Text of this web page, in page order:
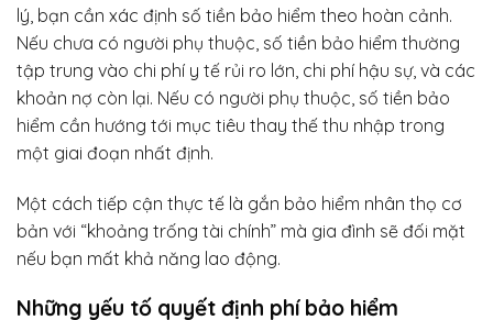
lý, bạn cần xác định số tiền bảo hiểm theo hoàn cảnh.
Nếu chưa có người phụ thuộc, số tiền bảo hiểm thường
tập trung vào chi phí y tế rủi ro lớn, chi phí hậu sự, và các
khoản nợ còn lại. Nếu có người phụ thuộc, số tiền bảo
hiểm cần hướng tới mục tiêu thay thế thu nhập trong
một giai đoạn nhất định.
Một cách tiếp cận thực tế là gắn bảo hiểm nhân thọ cơ
bản với “khoảng trống tài chính” mà gia đình sẽ đối mặt
nếu bạn mất khả năng lao động.
Những yếu tố quyết định phí bảo hiểm